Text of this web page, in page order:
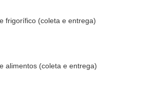
frigorífico (coleta e entrega)
alimentos (coleta e entrega)